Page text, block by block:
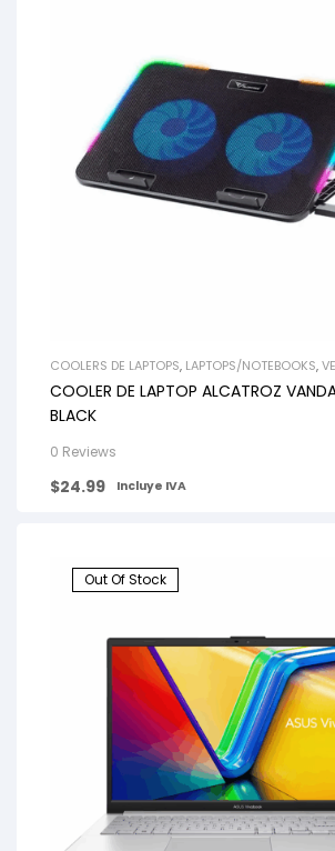
COOLERS DE LAPTOPS, LAPTOPS/NOTEBOOKS,
COOLER DE LAPTOP ALCATROZ
BLACK
0 Reviews
$24.99 Incluye IVA
Out Of Stock